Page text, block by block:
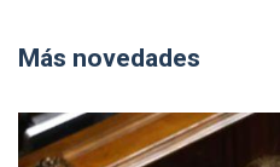
Más novedades